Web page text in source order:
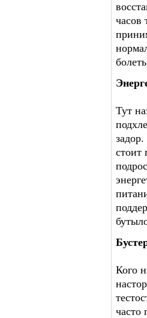
часов
Тут
стоит
Кого
часто